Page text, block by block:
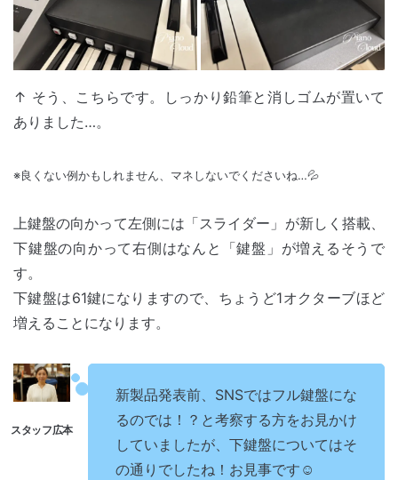
↑ そう、こちらです。しっかり鉛筆と消しゴムが置いて
ありました…。
※良くない例かもしれません、マネしないでくださいね…💦
上鍵盤の向かって左側には「スライダー」が新しく搭載、
下鍵盤の向かって右側はなんと「鍵盤」が増えるそうで
す。
下鍵盤は61鍵になりますので、ちょうど1オクターブほど
増えることになります。
新製品発表前、SNSではフル鍵盤にな
るのでは！？と考察する方をお見かけ
していましたが、下鍵盤についてはそ
の通りでしたね！お見事です☺